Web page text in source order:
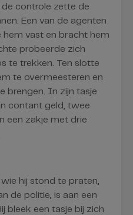
de controle zette de
Een van de agenten
hem vast en bracht hem
probeerde zich
te trekken. Ten slotte
te overmeesteren en
brengen. In zijn tasje
contant geld, twee
een zakje met drie
hij stond te praten,
de politie, is aan een
bleek een tasje bij zich